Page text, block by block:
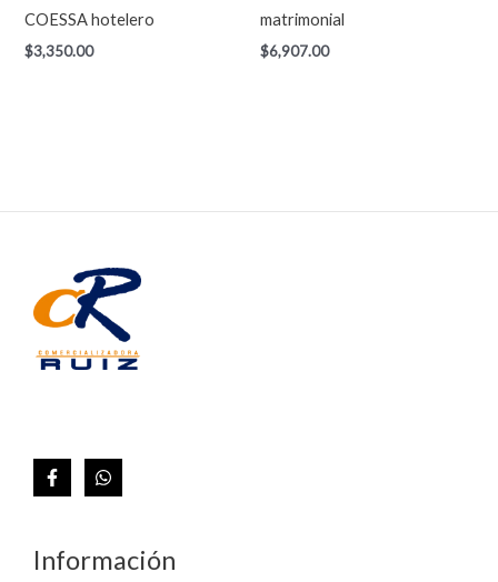
COESSA hotelero
$3,350.00
matrimonial
$6,907.00
Información